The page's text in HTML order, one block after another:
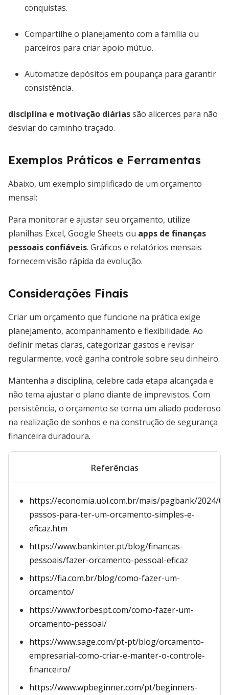
conquistas.
Compartilhe o planejamento com a família ou
parceiros para criar apoio mútuo.
Automatize depósitos em poupança para garantir
consistência.
disciplina e motivação diáriassão alicerces para não
desviar do caminho traçado.
Exemplos Práticos e Ferramentas
Abaixo, um exemplo simplificado de um orçamento
mensal:
Para monitorar e ajustar seu orçamento, utilize
planilhas Excel, Google Sheets ou apps de finanças
pessoais confiáveis. Gráficos e relatórios mensais
fornecem visão rápida da evolução.
Considerações Finais
Criar um orçamento que funcione na prática exige
planejamento, acompanhamento e flexibilidade. Ao
definir metas claras, categorizar gastos e revisar
regularmente, você ganha controle sobre seu dinheiro.
Mantenha a disciplina, celebre cada etapa alcançada e
não tema ajustar o plano diante de imprevistos. Com
persistência, o orçamento se torna um aliado poderoso
na realização de sonhos e na construção de segurança
financeira duradoura.
Referências
https://economia.uol.com.br/mais/pagbank/2024/
passos-para-ter-um-orcamento-simples-e-
eficaz.htm
https://www.bankinter.pt/blog/financas-
pessoais/fazer-orcamento-pessoal-eficaz
https://fia.com.br/blog/como-fazer-um-
orcamento/
https://www.forbespt.com/como-fazer-um-
orcamento-pessoal/
https://www.sage.com/pt-pt/blog/orcamento-
empresarial-como-criar-e-manter-o-controle-
financeiro/
https://www.wpbeginner.com/pt/beginners-